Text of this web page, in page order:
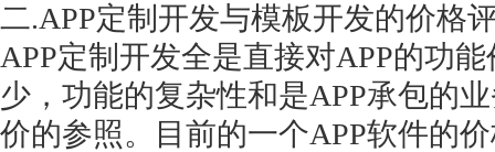
二.APP定制开发与模板开发的价格
APP定制开发全是直接对APP的功
少，功能的复杂性和是APP承包的
价的参照。目前的一个APP软件的